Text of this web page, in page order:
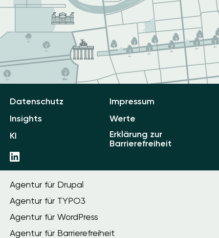
Datenschutz
Impressum
Insights
Werte
KI
Erklärung zur
Barrierefreiheit
Agentur für Drupal
Agentur für TYPO3
Agentur für WordPress
Agentur für Barrierefreiheit